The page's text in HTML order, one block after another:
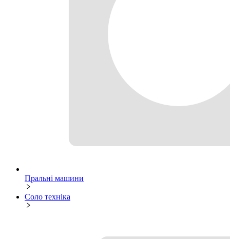
Пральні машини
Соло техніка